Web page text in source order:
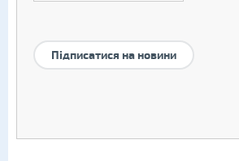
Підписатися на новини